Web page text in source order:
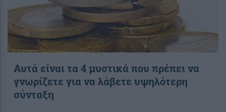
Αυτά είναι τα 4 μυστικά που πρέπει να
γνωρίζετε για να λάβετε υψηλότερη
σύνταξη